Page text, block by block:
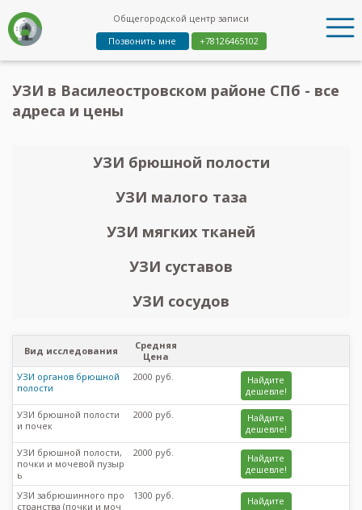
Общегородской центр записи
Позвонить мне
+78126465102
УЗИ в Василеостровском районе СПб - все
адреса и цены
УЗИ брюшной полости
УЗИ малого таза
УЗИ мягких тканей
УЗИ суставов
УЗИ сосудов
Вид исследования
Средняя
Цена
УЗИ органов брюшной
полости
2000 руб.
Найдите
дешевле!
УЗИ брюшной полости
и почек
2000 руб.
Найдите
дешевле!
УЗИ брюшной полости,
почки и мочевой пузыр
ь
2000 руб.
Найдите
дешевле!
УЗИ забрюшинного про
странства (почки и моч
1300 руб.
Найдите